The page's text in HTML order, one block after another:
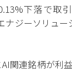
下落で取
ナジーソリュ
関連銘柄が利